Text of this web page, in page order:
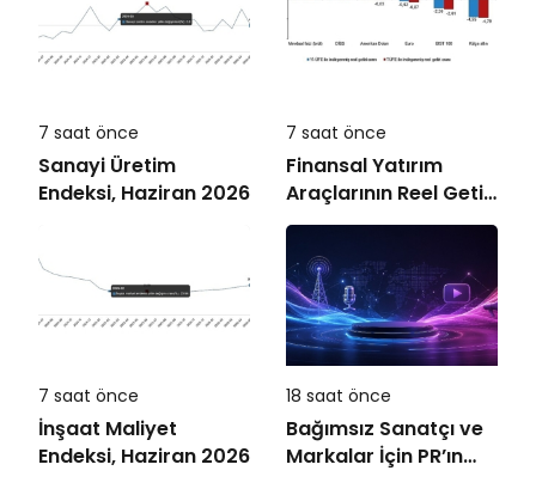
7 saat önce
Sanayi Üretim
Endeksi, Haziran 2026
7 saat önce
Finansal Yatırım
Araçlarının Reel Getiri
Oranları, Temmuz
7 saat önce
İnşaat Maliyet
Endeksi, Haziran 2026
18 saat önce
Bağımsız Sanatçı ve
Markalar İçin PR’ın